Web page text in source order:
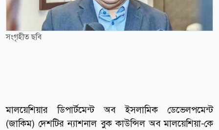
সংগৃহীত ছবি
মালয়েশিয়ার ডিপার্টমেন্ট অব ইসলামিক ডেভেলপমেন্ট
(জাকিম) দেশটির ন্যাশনাল বুক কাউন্সিল অব মালয়েশিয়া-কে